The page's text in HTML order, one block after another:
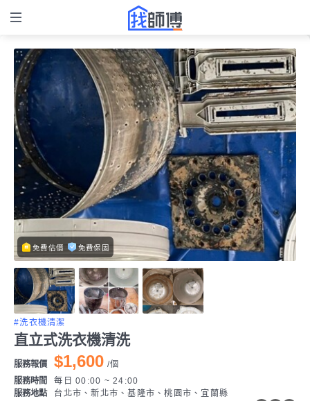
免費估價 免費保固
#洗衣機清潔
直立式洗衣機清洗
服務報價 $1,600 /個
服務時間
每日 00:00 ~ 24:00
服務地點
台北市、新北市、基隆市、桃園市、宜蘭縣